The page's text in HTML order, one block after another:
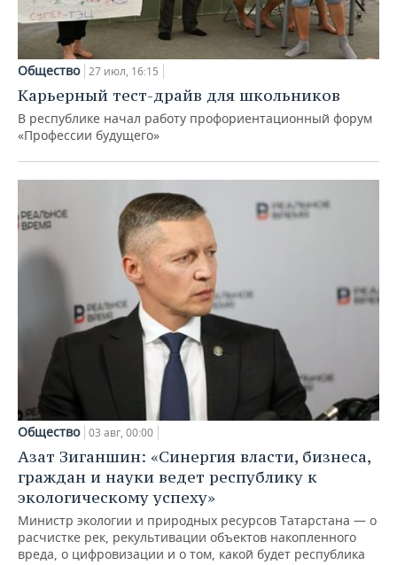
Общество 27 июл, 16:15
Карьерный тест-драйв для школьников
В республике начал работу профориентационный форум
«Профессии будущего»
Общество 03 авг, 00:00
Азат Зиганшин: «Синергия власти, бизнеса,
граждан и науки ведет республику к
экологическому успеху»
Министр экологии и природных ресурсов Татарстана — о
расчистке рек, рекультивации объектов накопленного
вреда, о цифровизации и о том, какой будет республика